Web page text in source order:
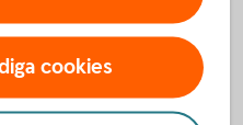
cookies